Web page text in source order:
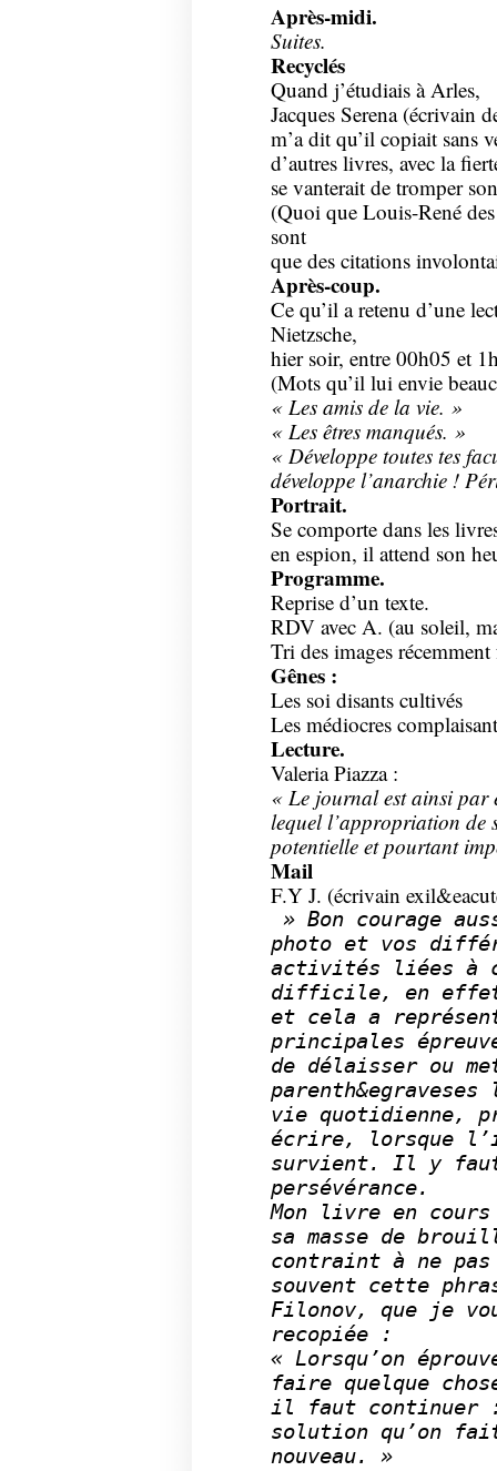
Après-midi.
Suites.
Recyclés
Quand j’étudiais à Arles,
Jacques Serena (écrivain
m’a dit qu’il copiait sans
d’autres livres, avec la
se vanterait de tromper
(Quoi que Louis-René
sont
que des citations
Après-coup.
Ce qu’il a retenu d’une
Nietzsche,
hier soir, entre 00h05 et
(Mots qu’il lui envie
« Les amis de la vie. »
« Les êtres manqués. »
« Développe toutes tes
développe l’anarchie !
Portrait.
Se comporte dans les
en espion, il attend son
Programme.
Reprise d’un texte.
RDV avec A. (au soleil,
Tri des images récemment
Gênes :
Les soi disants cultivés
Les médiocres
Lecture.
Valeria Piazza :
« Le journal est ainsi par
lequel l’appropriation de
potentielle et pourtant
Mail
F.Y J. (écrivain
» Bon courage
photo et vos
activités liées à
difficile, en
et cela a
principales
de délaisser ou
parenth&egraveses
vie quotidienne,
écrire, lorsque
survient. Il y
persévérance.
Mon livre en cours
sa masse de
contraint à ne
souvent cette
Filonov, que je
recopiée :
« Lorsqu’on
faire quelque
il faut continuer
solution qu’on
nouveau. »